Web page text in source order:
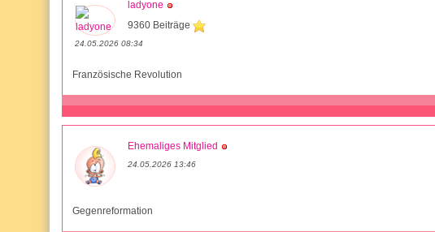
ladyone
9360 Beiträge
24.05.2026 08:34
Französische Revolution
Ehemaliges Mitglied
24.05.2026 13:46
Gegenreformation